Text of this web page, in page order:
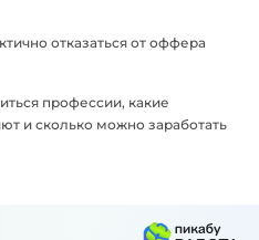
отказаться от оффера
профессии, какие
и сколько можно заработать